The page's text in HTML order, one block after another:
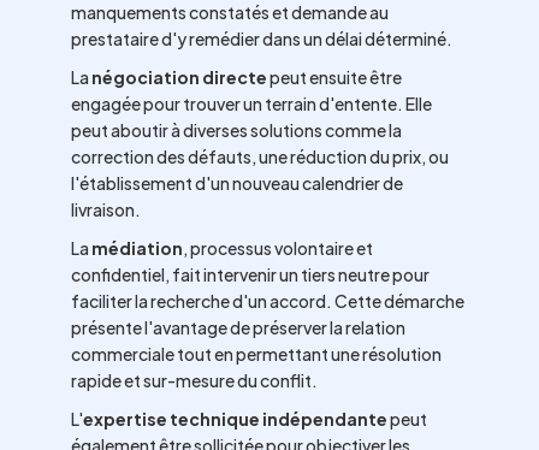
manquements constatés et demande au
prestataire d'y remédier dans un délai déterminé.
La négociation directepeut ensuite être
engagée pour trouver un terrain d'entente. Elle
peut aboutir à diverses solutions comme la
correction des défauts, une réduction du prix, ou
l'établissement d'un nouveau calendrier de
livraison.
La médiation, processus volontaire et
confidentiel, fait intervenir un tiers neutre pour
faciliter la recherche d'un accord. Cette démarche
présente l'avantage de préserver la relation
commerciale tout en permettant une résolution
rapide et sur-mesure du conflit.
L'expertise technique indépendantepeut
également être sollicitée pour objectiver les